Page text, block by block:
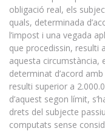
obligació real, els
quals, determinada
l’impost i una vegada
que procedissin, resulti
aquesta circumstància,
determinat d’acord
resulti superior a
d’aquest segon límit,
drets del subjecte
computats sense